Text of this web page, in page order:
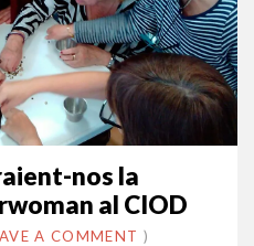
nos la
al CIOD
A COMMENT )